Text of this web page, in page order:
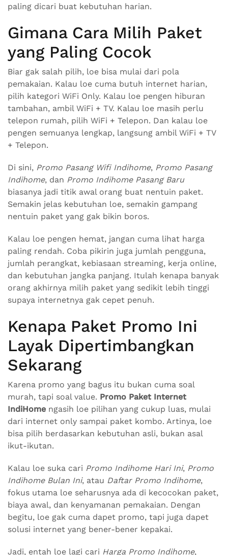
paling dicari buat kebutuhan harian.
Gimana Cara Milih Paket
yang Paling Cocok
Biar gak salah pilih, loe bisa mulai dari pola
pemakaian. Kalau loe cuma butuh internet harian,
pilih kategori WiFi Only. Kalau loe pengen hiburan
tambahan, ambil WiFi + TV. Kalau loe masih perlu
telepon rumah, pilih WiFi + Telepon. Dan kalau loe
pengen semuanya lengkap, langsung ambil WiFi + TV
+ Telepon.
Di sini, Promo Pasang Wifi Indihome, Promo Pasang
Indihome, dan Promo Indihome Pasang Baru
biasanya jadi titik awal orang buat nentuin paket.
Semakin jelas kebutuhan loe, semakin gampang
nentuin paket yang gak bikin boros.
Kalau loe pengen hemat, jangan cuma lihat harga
paling rendah. Coba pikirin juga jumlah pengguna,
jumlah perangkat, kebiasaan streaming, kerja online,
dan kebutuhan jangka panjang. Itulah kenapa banyak
orang akhirnya milih paket yang sedikit lebih tinggi
supaya internetnya gak cepet penuh.
Kenapa Paket Promo Ini
Layak Dipertimbangkan
Sekarang
Karena promo yang bagus itu bukan cuma soal
murah, tapi soal value. Promo Paket Internet
IndiHome ngasih loe pilihan yang cukup luas, mulai
dari internet only sampai paket kombo. Artinya, loe
bisa pilih berdasarkan kebutuhan asli, bukan asal
ikut-ikutan.
Kalau loe suka cari Promo Indihome Hari Ini, Promo
Indihome Bulan Ini, atau Daftar Promo Indihome,
fokus utama loe seharusnya ada di kecocokan paket,
biaya awal, dan kenyamanan pemakaian. Dengan
begitu, loe gak cuma dapet promo, tapi juga dapet
solusi internet yang bener-bener kepakai.
Jadi, entah loe lagi cari Harga Promo Indihome,